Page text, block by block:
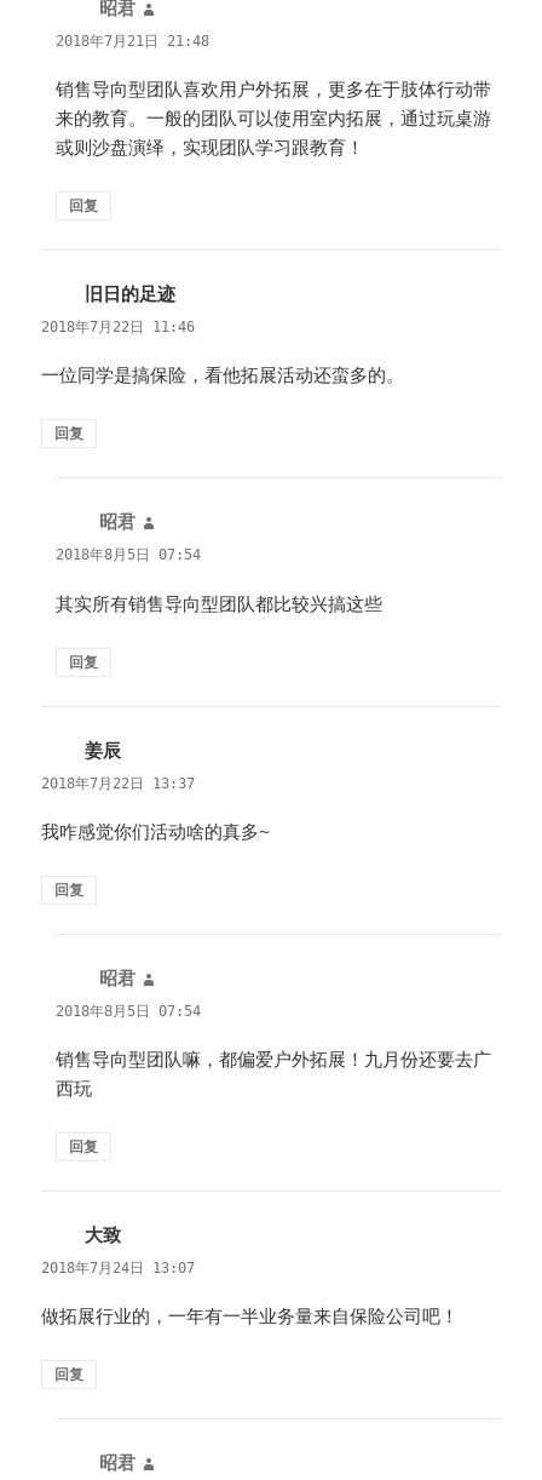
昭君
道：
2018年7月21日 21:48
销售导向型团队喜欢用户外拓展，更多在于肢体行动带
来的教育。一般的团队可以使用室内拓展，通过玩桌游
或则沙盘演绎，实现团队学习跟教育！
回复
旧日的足迹
道：
2018年7月22日 11:46
一位同学是搞保险，看他拓展活动还蛮多的。
回复
昭君
道：
2018年8月5日 07:54
其实所有销售导向型团队都比较兴搞这些
回复
姜辰
道：
2018年7月22日 13:37
我咋感觉你们活动啥的真多~
回复
昭君
道：
2018年8月5日 07:54
销售导向型团队嘛，都偏爱户外拓展！九月份还要去广
西玩
回复
大致
道：
2018年7月24日 13:07
做拓展行业的，一年有一半业务量来自保险公司吧！
回复
昭君